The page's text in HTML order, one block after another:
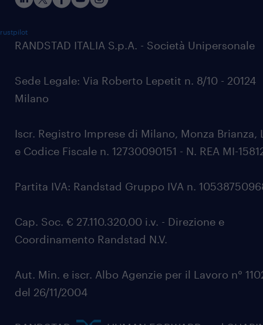
RANDSTAD ITALIA S.p.A. - Società Unipersonale
Sede Legale: Via Roberto Lepetit n. 8/10 - 20124
Milano
Iscr. Registro Imprese di Milano, Monza Brianza,
e Codice Fiscale n. 12730090151 - N. REA MI-
Partita IVA: Randstad Gruppo IVA n.
Cap. Soc. € 27.110.320,00 i.v. - Direzione e
Coordinamento Randstad N.V.
Aut. Min. e iscr. Albo Agenzie per il Lavoro n°
del 26/11/2004